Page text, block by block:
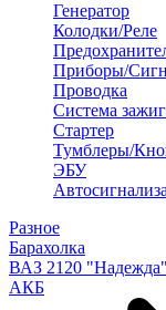
Генератор
Колодки/Реле
Приборы/
Проводка
Система
Стартер
Тумблеры/
ЭБУ
Разное
Барахолка
ВАЗ 2120 "Надежда"
АКБ